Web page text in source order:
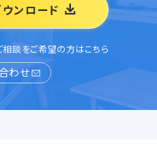
ンロード
談をご希望の方はこちら
わせ